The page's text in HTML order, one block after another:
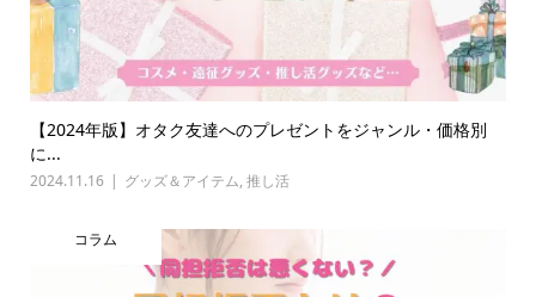
【2024年版】オタク友達へのプレゼントをジャンル・価格別
に...
2024.11.16 グッズ＆アイテム, 推し活
コラム